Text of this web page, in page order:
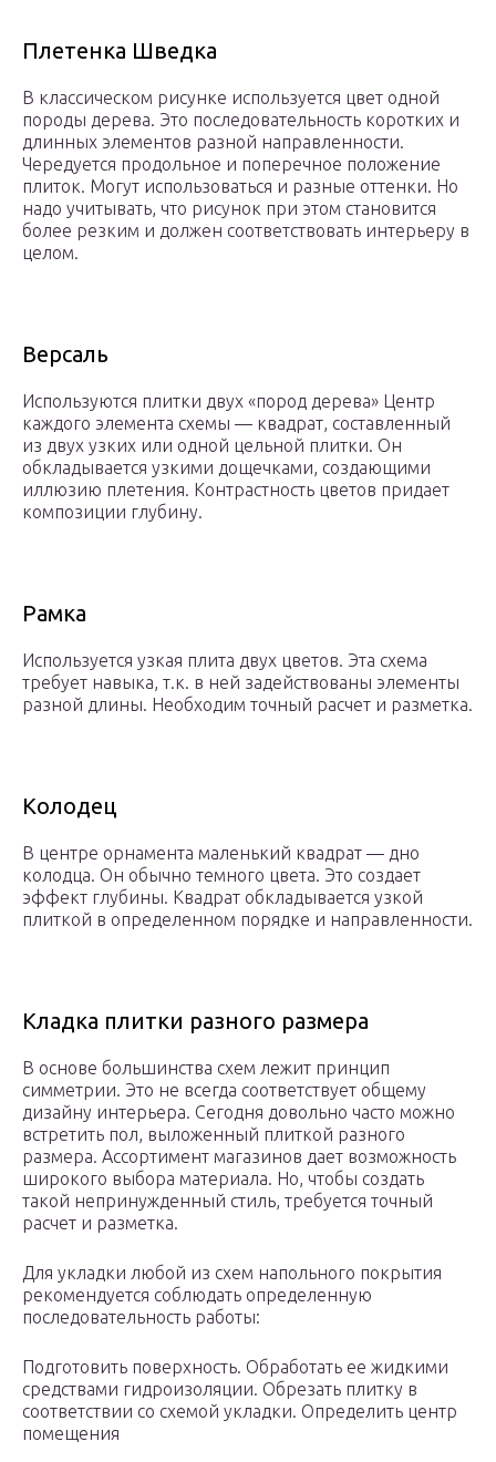
Плетенка Шведка
В классическом рисунке используется цвет одной
породы дерева. Это последовательность коротких и
длинных элементов разной направленности.
Чередуется продольное и поперечное положение
плиток. Могут использоваться и разные оттенки. Но
надо учитывать, что рисунок при этом становится
более резким и должен соответствовать интерьеру в
целом.
Версаль
Используются плитки двух «пород дерева» Центр
каждого элемента схемы — квадрат, составленный
из двух узких или одной цельной плитки. Он
обкладывается узкими дощечками, создающими
иллюзию плетения. Контрастность цветов придает
композиции глубину.
Рамка
Используется узкая плита двух цветов. Эта схема
требует навыка, т.к. в ней задействованы элементы
разной длины. Необходим точный расчет и разметка.
Колодец
В центре орнамента маленький квадрат — дно
колодца. Он обычно темного цвета. Это создает
эффект глубины. Квадрат обкладывается узкой
плиткой в определенном порядке и направленности.
Кладка плитки разного размера
В основе большинства схем лежит принцип
симметрии. Это не всегда соответствует общему
дизайну интерьера. Сегодня довольно часто можно
встретить пол, выложенный плиткой разного
размера. Ассортимент магазинов дает возможность
широкого выбора материала. Но, чтобы создать
такой непринужденный стиль, требуется точный
расчет и разметка.
Для укладки любой из схем напольного покрытия
рекомендуется соблюдать определенную
последовательность работы:
Подготовить поверхность. Обработать ее жидкими
средствами гидроизоляции. Обрезать плитку в
соответствии со схемой укладки. Определить центр
помещения